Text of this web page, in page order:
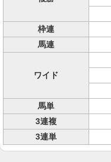
枠連
馬連
ワイド
馬単
3連複
3連単